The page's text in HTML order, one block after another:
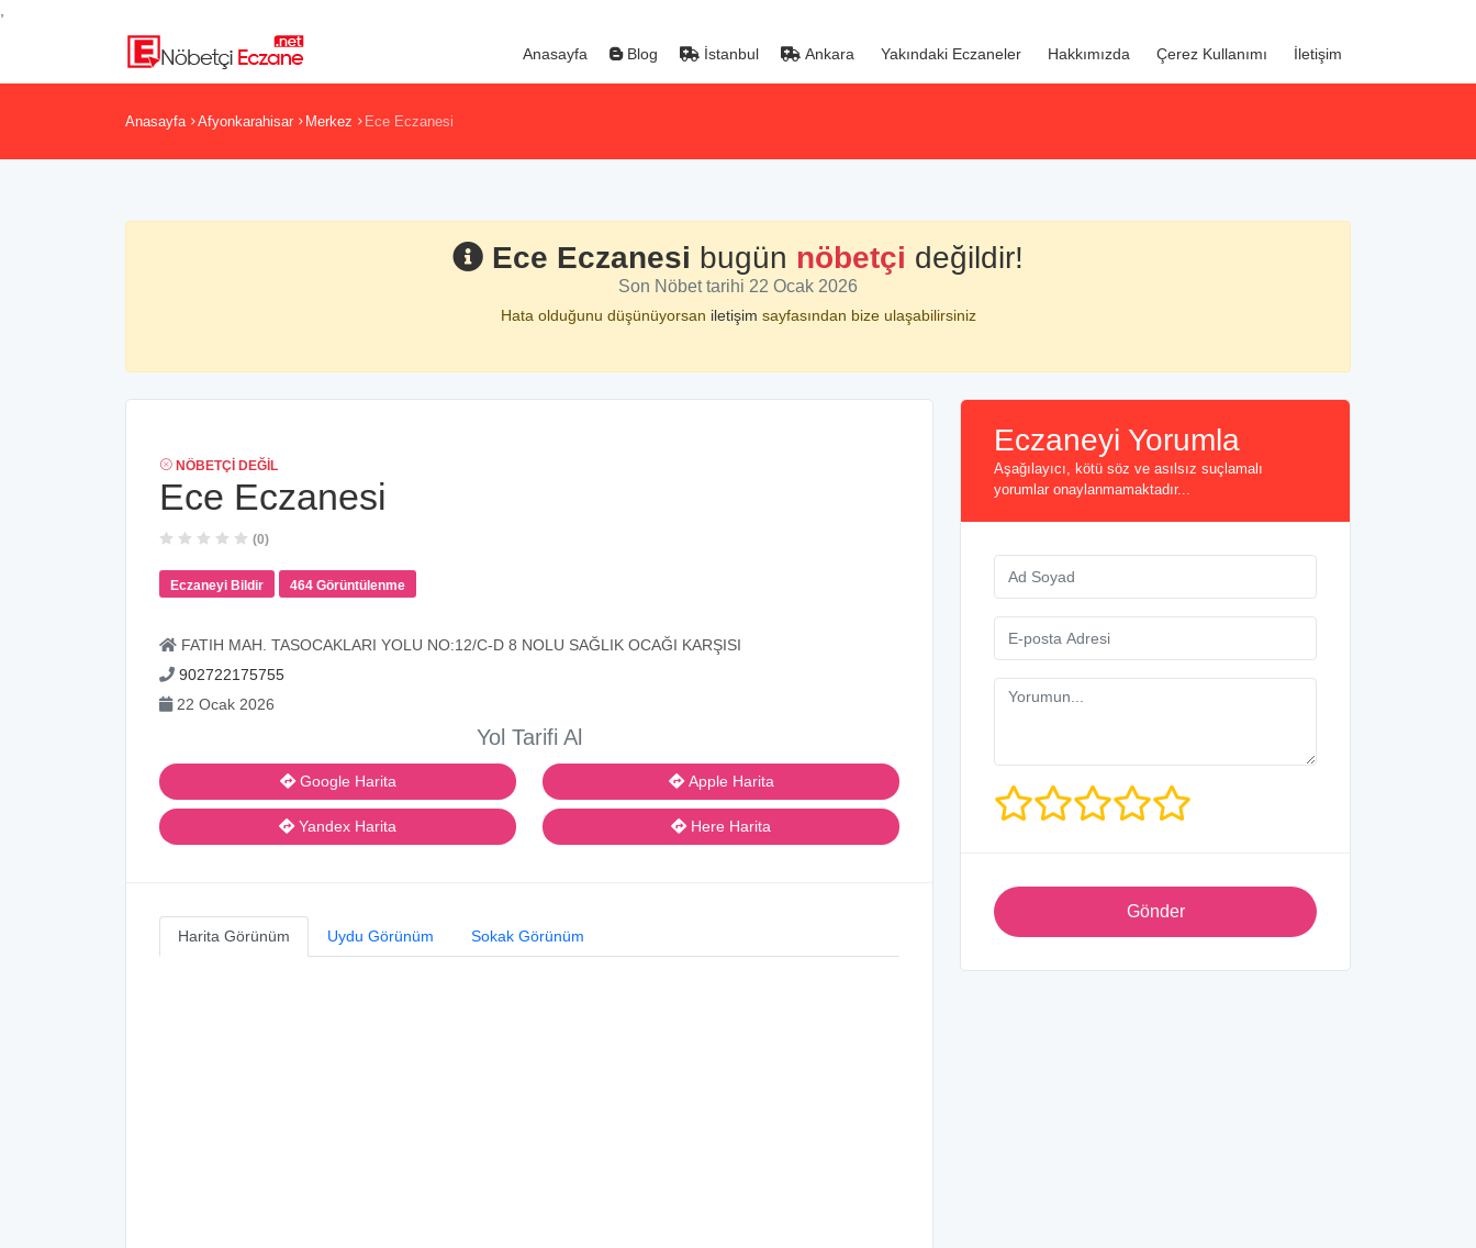
Anasayfa Blog İstanbul Ankara Yakındaki Eczaneler Hakkımızda Çerez Kullanımı İletişim
Anasayfa Afyonkarahisar Merkez Ece Eczanesi
Ece Eczanesi bugün nöbetçi değildir!
Son Nöbet tarihi 22 Ocak 2026
Hata olduğunu düşünüyorsan iletişim sayfasından bize ulaşabilirsiniz
NÖBETÇI DEĞIL
Ece Eczanesi
(0)
Eczaneyi Bildir 464 Görüntülenme
FATIH MAH. TASOCAKLARI YOLU NO:12/C-D 8 NOLU SAĞLIK OCAĞI KARŞISI
902722175755
22 Ocak 2026
Yol Tarifi Al
Google Harita
Yandex Harita
Apple Harita
Here Harita
Harita Görünüm Uydu Görünüm Sokak Görünüm
Eczaneyi Yorumla
Aşağılayıcı, kötü söz ve asılsız suçlamalı
yorumlar onaylanmamaktadır...
Gönder